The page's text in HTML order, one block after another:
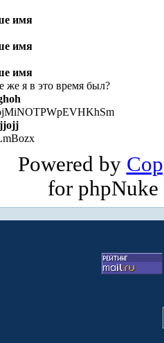
имя
имя
имя
же я в это время был?
Powered by
for